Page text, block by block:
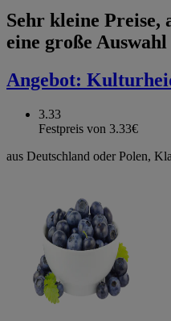
Sehr kleine Preise,
eine große Auswahl
Angebot:
3.33
Festpreis von 3.33€
aus Deutschland oder Polen,